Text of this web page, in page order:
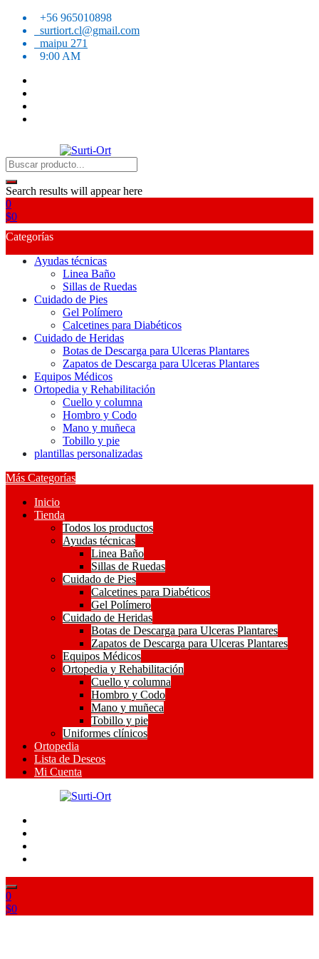
Skip
content
+56 965010898
surtiort.cl@gmail.com
maipu 271
9:00 AM
Surti-Ort
SO
Search results will appear here
0
$0
Categorías
Ayudas técnicas
Linea Baño
Sillas de Ruedas
Cuidado de Pies
Gel Polímero
Calcetines para Diabéticos
Cuidado de Heridas
Botas de Descarga para Ulceras Plantares
Zapatos de Descarga para Ulceras Plantares
Equipos Médicos
Ortopedia y Rehabilitación
Cuello y columna
Hombro y Codo
Mano y muñeca
Tobillo y pie
plantillas personalizadas
Más Categorías
Inicio
Tienda
Todos los productos
Ayudas técnicas
Linea Baño
Sillas de Ruedas
Cuidado de Pies
Calcetines para Diabéticos
Gel Polímero
Cuidado de Heridas
Botas de Descarga para Ulceras Plantares
Zapatos de Descarga para Ulceras Plantares
Equipos Médicos
Ortopedia y Rehabilitación
Cuello y columna
Hombro y Codo
Mano y muñeca
Tobillo y pie
Uniformes clínicos
Ortopedia
Lista de Deseos
Mi Cuenta
0
$0